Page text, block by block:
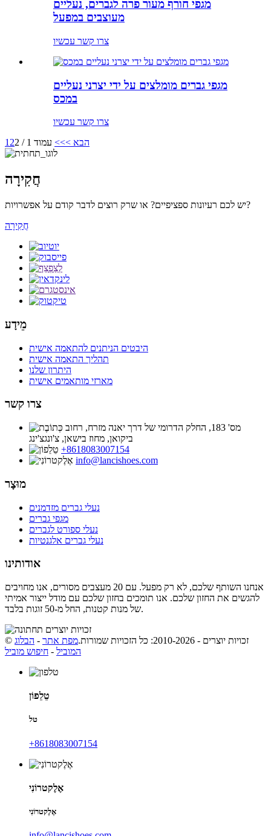
מגפי חורף מעור פרה לגברים, נעליים
מעוצבים במפעל
צרו קשר עכשיו
מגפי גברים מומלצים על ידי יצרני נעליים
במכס
צרו קשר עכשיו
1 2 הבא >>> עמוד 1 / 2
חֲקִירָה
יש לכם רעיונות ספציפיים? או שרק רוצים לדבר קודם על אפשרויות?
חֲקִירָה
מֵידָע
היבטים הניתנים להתאמה אישית
תהליך התאמה אישית
היתרון שלנו
מארזי מותאמים אישית
צרו קשר
מס' 183, החלק הדרומי של דרך יאנה מזרח, רחוב
ביקואן, מחוז בישאן, צ'ונגצ'ינג
‎+8618083007154
info@lancishoes.com
מוּצָר
נעלי גברים מזדמנים
מגפי גברים
נעלי ספורט לגברים
נעלי גברים אלגנטיות
אודותינו
אנחנו השותף שלכם, לא רק מפעל. עם 20 מעצבים מסורים, אנו מחויבים
להגשים את החזון שלכם. אנו תומכים בחזון שלכם עם מודל ייצור אמיתי
של מנות קטנות, החל מ-50 זוגות בלבד.
© זכויות יוצרים - 2010-2026: כל הזכויות שמורות. מפת אתר - הבלוג
המוביל - חיפוש מוביל
טֵלֵפוֹן
טל
‎+8618083007154
אֶלֶקטרוֹנִי
אֶלֶקטרוֹנִי